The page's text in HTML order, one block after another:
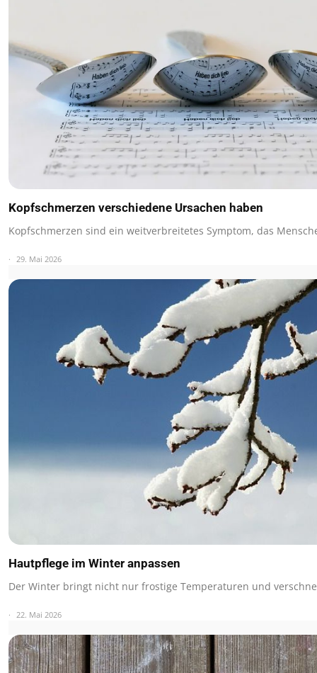
Kopfschmerzen verschiedene Ursachen haben
Kopfschmerzen sind ein weitverbreitetes Symptom, das
29. Mai 2026
Hautpflege im Winter anpassen
Der Winter bringt nicht nur frostige Temperaturen und
22. Mai 2026